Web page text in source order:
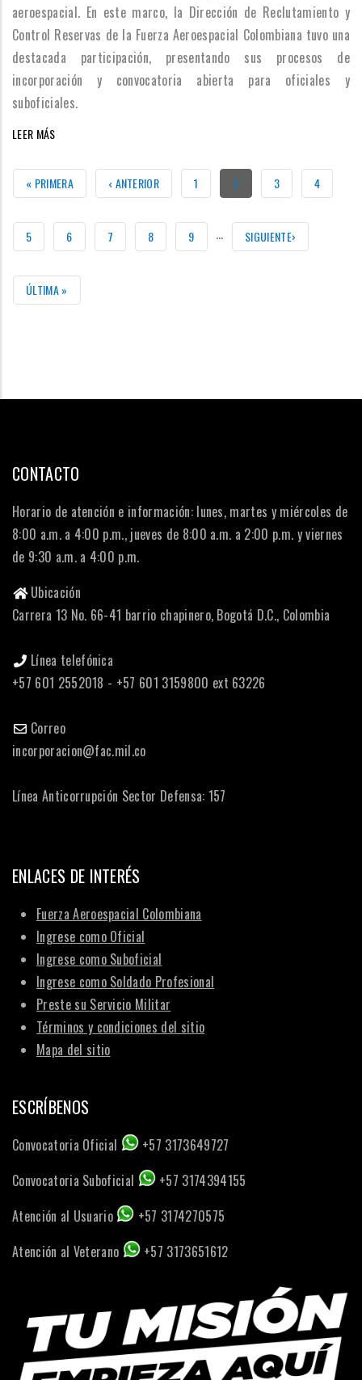
aeroespacial. En este marco, la Dirección de Reclutamiento y
Control Reservas de la Fuerza Aeroespacial Colombiana tuvo una
destacada participación, presentando sus procesos de
incorporación y convocatoria abierta para oficiales y
suboficiales.
LEER MÁS
PRIMERA
« PRIMERA
PÁGINA
‹ ANTERIOR PÁGINA
1
PÁGINA
2 PÁGINA
3 PÁGINA
4
PÁGINA
5 PÁGINA
6 PÁGINA
7 PÁGINA
8 PÁGINA
9 …
SIGUIENTE
SIGUIENTE›
ÚLTIMA
ÚLTIMA »
CONTACTO
Horario de atención e información: lunes, martes y miércoles de
8:00 a.m. a 4:00 p.m., jueves de 8:00 a.m. a 2:00 p.m. y viernes
de 9:30 a.m. a 4:00 p.m.
Ubicación
Carrera 13 No. 66-41 barrio chapinero, Bogotá D.C., Colombia
Línea telefónica
+57 601 2552018 - +57 601 3159800 ext 63226
Correo
incorporacion@fac.mil.co
Línea Anticorrupción Sector Defensa: 157
ENLACES DE INTERÉS
Fuerza Aeroespacial Colombiana
Ingrese como Oficial
Ingrese como Suboficial
Ingrese como Soldado Profesional
Preste su Servicio Militar
Términos y condiciones del sitio
Mapa del sitio
ESCRÍBENOS
Convocatoria Oficial
+57 3173649727
Convocatoria Suboficial
+57 3174394155
Atención al Usuario
+57 3174270575
Atención al Veterano
+57 3173651612